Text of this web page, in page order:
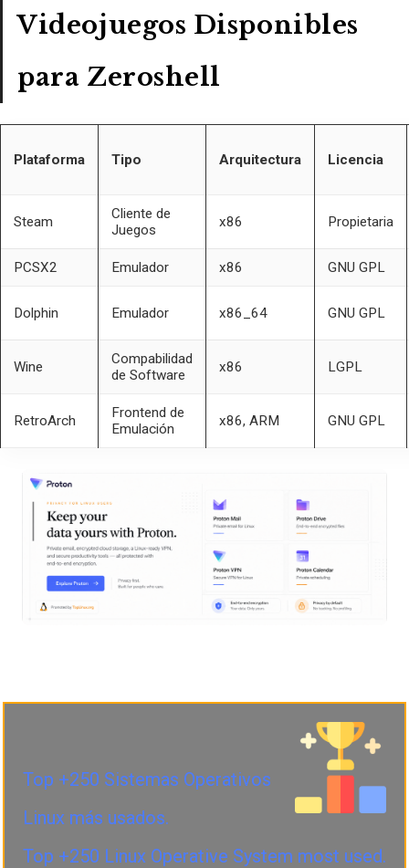
Videojuegos Disponibles
para Zeroshell
Plataforma Tipo Arquitectura Licencia
Steam
Cliente de
Juegos
x86 Propietaria
PCSX2 Emulador x86 GNU GPL
Dolphin Emulador x86_64 GNU GPL
Wine
Compabilidad
de Software
x86 LGPL
RetroArch
Frontend de
Emulación
x86, ARM GNU GPL
Top +250 Sistemas Operativos
Linux más usados.
Top +250 Linux Operative System most used.